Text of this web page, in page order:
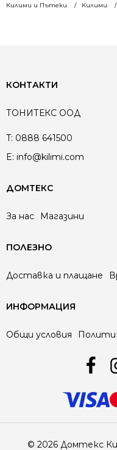
Килими и Пътеки Килими
КОНТАКТИ
ТОНИТЕКС ООД
T: 0888 641500
E: info@kilimi.com
ДОМТЕКС
За нас Магазини
ПОЛЕЗНО
Доставка и плащане
ИНФОРМАЦИЯ
Общи условия
© 2026 Домтекс